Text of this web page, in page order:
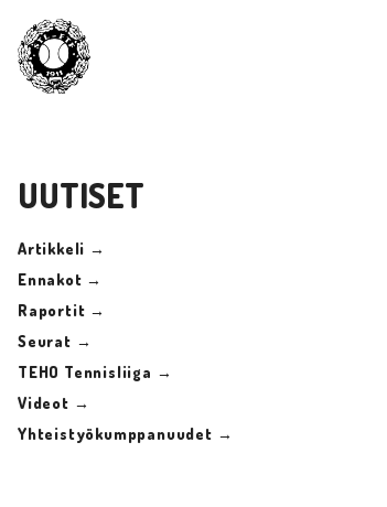
UUTISET
Artikkeli →
Ennakot →
Raportit →
Seurat →
TEHO Tennisliiga →
Videot →
Yhteistyökumppanuudet →